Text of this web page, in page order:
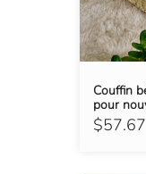
$57.67
Couffin
pour